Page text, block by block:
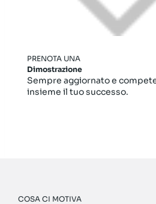
PRENOTA UNA
Dimostrazione
Sempre aggiornato e
insieme il tuo successo.
COSA CI MOTIVA